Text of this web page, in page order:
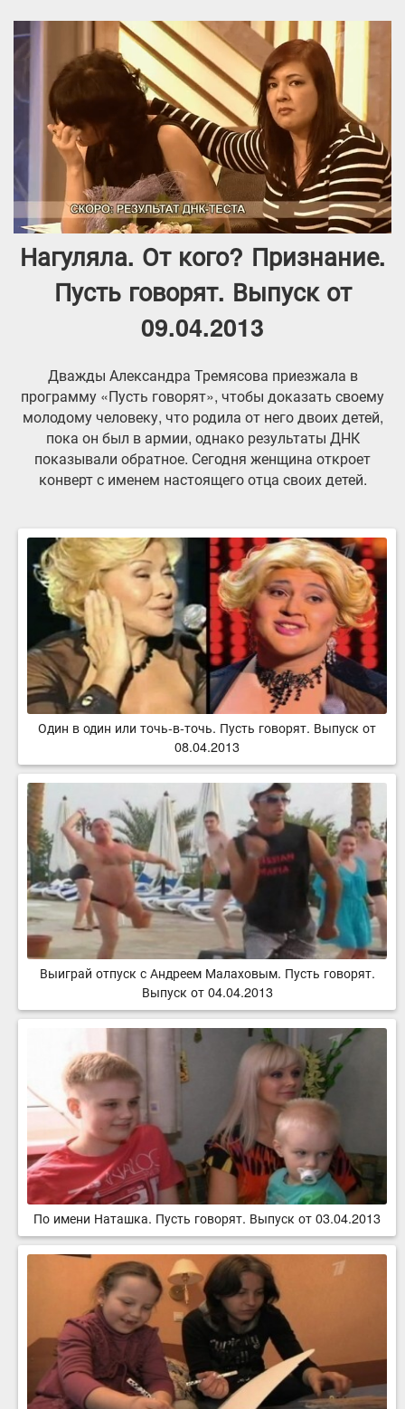
Нагуляла. От кого? Признание.
Пусть говорят. Выпуск от
09.04.2013
Дважды Александра Тремясова приезжала в
программу «Пусть говорят», чтобы доказать своему
молодому человеку, что родила от него двоих детей,
пока он был в армии, однако результаты ДНК
показывали обратное. Сегодня женщина откроет
конверт с именем настоящего отца своих детей.
Один в один или точь-в-точь. Пусть говорят. Выпуск от
08.04.2013
Выиграй отпуск с Андреем Малаховым. Пусть говорят.
Выпуск от 04.04.2013
По имени Наташка. Пусть говорят. Выпуск от 03.04.2013